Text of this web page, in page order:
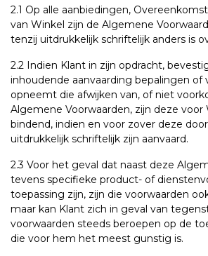
2.1 Op alle aanbiedingen,
van Winkel zijn de Algemene
tenzij uitdrukkelijk schriftelijk anders is
2.2 Indien Klant in zijn opdracht,
inhoudende aanvaarding bepalingen of
opneemt die afwijken van, of niet
Algemene Voorwaarden, zijn deze voor
bindend, indien en voor zover deze
uitdrukkelijk schriftelijk zijn aanvaard.
2.3 Voor het geval dat naast deze
tevens specifieke product- of
toepassing zijn, zijn die voorwaarden
maar kan Klant zich in geval van
voorwaarden steeds beroepen op de
die voor hem het meest gunstig is.